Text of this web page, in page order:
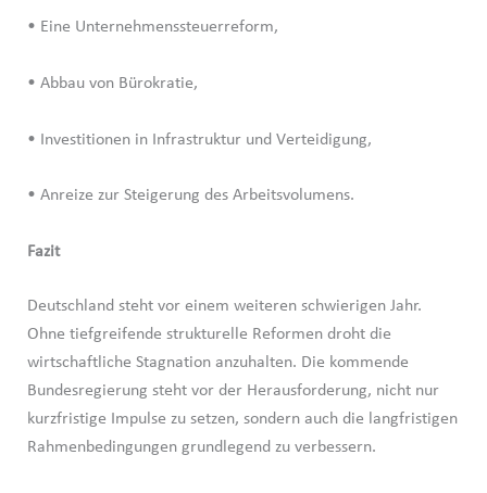
• Eine Unternehmenssteuerreform,
• Abbau von Bürokratie,
• Investitionen in Infrastruktur und Verteidigung,
• Anreize zur Steigerung des Arbeitsvolumens.
Fazit
Deutschland steht vor einem weiteren schwierigen Jahr.
Ohne tiefgreifende strukturelle Reformen droht die
wirtschaftliche Stagnation anzuhalten. Die kommende
Bundesregierung steht vor der Herausforderung, nicht nur
kurzfristige Impulse zu setzen, sondern auch die langfristigen
Rahmenbedingungen grundlegend zu verbessern.